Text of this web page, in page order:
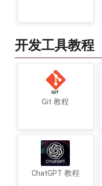
开发工具教程
Git 教程
ChatGPT 教程